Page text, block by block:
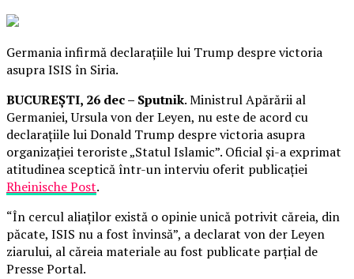
Germania infirmă declarațiile lui Trump despre victoria
asupra ISIS în Siria.
BUCUREȘTI, 26 dec – Sputnik. Ministrul Apărării al
Germaniei, Ursula von der Leyen, nu este de acord cu
declarațiile lui Donald Trump despre victoria asupra
organizației teroriste „Statul Islamic”. Oficial și-a exprimat
atitudinea sceptică într-un interviu oferit publicației
Rheinische Post.
“În cercul aliaților există o opinie unică potrivit căreia, din
păcate, ISIS nu a fost învinsă”, a declarat von der Leyen
ziarului, al căreia materiale au fost publicate parțial de
Presse Portal.